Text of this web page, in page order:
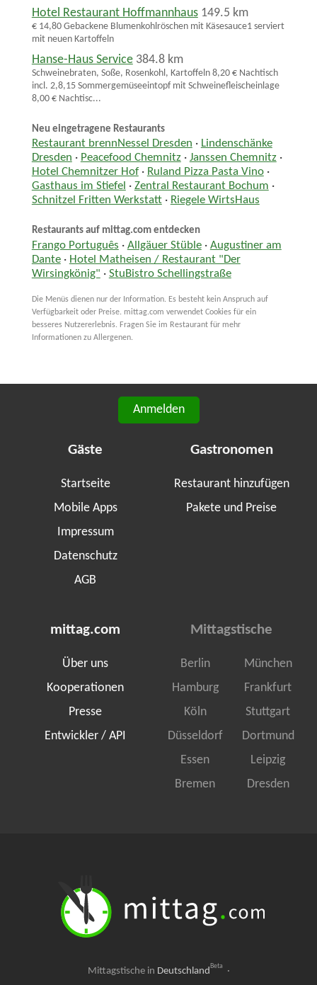
Hotel Restaurant Hoffmannhaus 149.5 km
€ 14,80 Gebackene Blumenkohlröschen mit Käsesauce1 serviert
mit neuen Kartoffeln
Hanse-Haus Service 384.8 km
Schweinebraten, Soße, Rosenkohl, Kartoffeln 8,20 € Nachtisch
incl. 2,8,15 Sommergemüseeintopf mit Schweinefleischeinlage
8,00 € Nachtisc...
Neu eingetragene Restaurants
Restaurant brennNessel Dresden · Lindenschänke
Dresden · Peacefood Chemnitz· Janssen Chemnitz·
Hotel Chemnitzer Hof· Ruland Pizza Pasta Vino·
Gasthaus im Stiefel · Zentral Restaurant Bochum ·
Schnitzel Fritten Werkstatt· Riegele WirtsHaus
Restaurants auf mittag.com entdecken
Frango Português · Allgäuer Stüble· Augustiner am
Dante· Hotel Matheisen / Restaurant "Der
Wirsingkönig" · StuBistro Schellingstraße
Die Menüs dienen nur der Information. Es besteht kein Anspruch auf
Verfügbarkeit oder Preise. mittag.com verwendet Cookies für ein
besseres Nutzererlebnis. Fragen Sie im Restaurant für mehr
Informationen zu Allergenen.
Anmelden
Gäste
Startseite
Mobile Apps
Impressum
Datenschutz
AGB
Gastronomen
Restaurant hinzufügen
Pakete und Preise
mittag.com
Über uns
Kooperationen
Presse
Entwickler / API
Mittagstische
Berlin
München
Hamburg
Frankfurt
Köln
Stuttgart
Düsseldorf
Dortmund
Essen
Leipzig
Bremen
Dresden
Mittagstische in DeutschlandBeta ·